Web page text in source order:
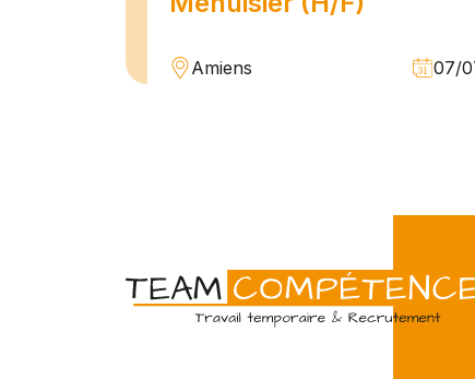
Amiens
07/
vue d'une mission longue en
Technicien de